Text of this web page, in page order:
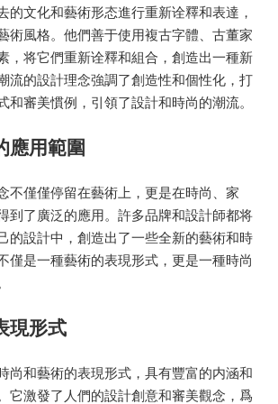
的文化和藝術形态進行重新诠釋和表達，
術風格。他們善于使用複古字體、古董家
，将它們重新诠釋和組合，創造出一種新
流的設計理念強調了創造性和個性化，打
和審美慣例，引領了設計和時尚的潮流。
應用範圍
不僅僅停留在藝術上，更是在時尚、家
到了廣泛的應用。許多品牌和設計師都将
的設計中，創造出了一些全新的藝術和時
僅是一種藝術的表現形式，更是一種時尚
現形式
尚和藝術的表現形式，具有豐富的内涵和
它激發了人們的設計創意和審美觀念，爲